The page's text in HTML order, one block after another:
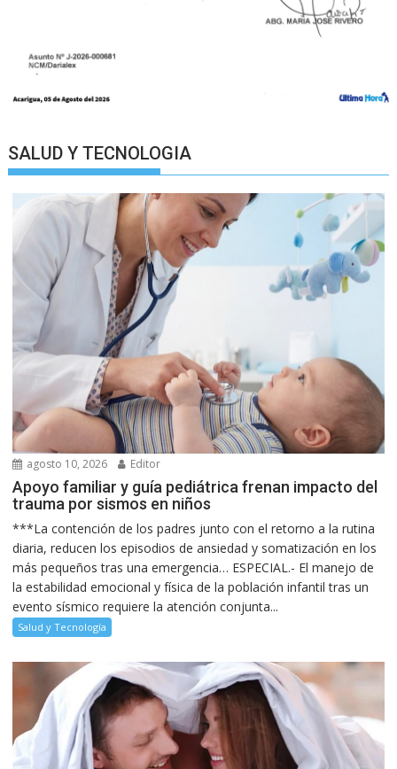
SALUD Y TECNOLOGIA
agosto 10, 2026 Editor
Apoyo familiar y guía pediátrica frenan impacto del
trauma por sismos en niños
***La contención de los padres junto con el retorno a la rutina
diaria, reducen los episodios de ansiedad y somatización en los
más pequeños tras una emergencia… ESPECIAL.- El manejo de
la estabilidad emocional y física de la población infantil tras un
evento sísmico requiere la atención conjunta...
Salud y Tecnología